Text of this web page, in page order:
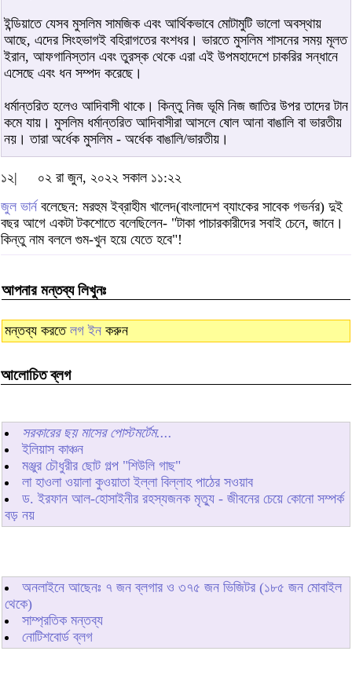
ইন্ডিয়াতে যেসব মুসলিম সামজিক এবং আর্থিকভাবে মোটামুটি ভালো অবস্থায়
আছে, এদের সিংহভাগই বহিরাগতের বংশধর। ভারতে মুসলিম শাসনের সময় মূলত
ইরান, আফগানিস্তান এবং তুরস্ক থেকে এরা এই উপমহাদেশে চাকরির সন্ধানে
এসেছে এবং ধন সম্পদ করেছে।
ধর্মান্তরিত হলেও আদিবাসী থাকে। কিন্তু নিজ ভূমি নিজ জাতির উপর তাদের টান
কমে যায়। মুসলিম ধর্মান্তরিত আদিবাসীরা আসলে ষোল আনা বাঙালি বা ভারতীয়
নয়। তারা অর্ধেক মুসলিম - অর্ধেক বাঙালি/ভারতীয়।
১২|
০২ রা জুন, ২০২২ সকাল ১১:২২
জুল ভার্ন বলেছেন: মরহুম ইব্রাহীম খালেদ(বাংলাদেশ ব্যাংকের সাবেক গভর্নর) দুই
বছর আগে একটা টকশোতে বলেছিলেন- "টাকা পাচারকারীদের সবাই চেনে, জানে।
কিন্তু নাম বললে গুম-খুন হয়ে যেতে হবে"!
আপনার মন্তব্য লিখুনঃ
মন্তব্য করতে লগ ইন করুন
আলোচিত ব্লগ
সরকারের ছয় মাসের পোস্টমর্টেম....
ইলিয়াস কাঞ্চন
মঞ্জুর চৌধুরীর ছোট গল্প "শিউলি গাছ"
লা হাওলা ওয়ালা কুওয়াতা ইল্লা বিল্লাহ পাঠের সওয়াব
ড. ইরফান আল-হোসাইনীর রহস্যজনক মৃত্যু - জীবনের চেয়ে কোনো সম্পর্ক
বড় নয়
অনলাইনে আছেনঃ ৭ জন ব্লগার ও ৩৭৫ জন ভিজিটর (১৮৫ জন মোবাইল
থেকে)
সাম্প্রতিক মন্তব্য
নোটিশবোর্ড ব্লগ